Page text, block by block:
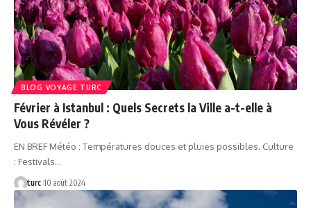
BLOG VOYAGE TURC
Février à Istanbul : Quels Secrets la Ville a-t-elle à
Vous Révéler ?
EN BREF Météo : Températures douces et pluies possibles. Culture
: Festivals…
turc 10 août 2024